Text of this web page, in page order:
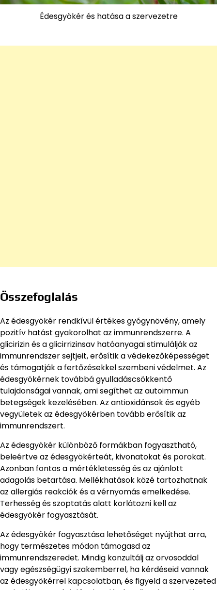
Édesgyökér és hatása a szervezetre
Összefoglalás
Az édesgyökér rendkívül értékes gyógynövény, amely
pozitív hatást gyakorolhat az immunrendszerre. A
glicirizin és a glicirrizinsav hatóanyagai stimulálják az
immunrendszer sejtjeit, erősítik a védekezőképességet
és támogatják a fertőzésekkel szembeni védelmet. Az
édesgyökérnek továbbá gyulladáscsökkentő
tulajdonságai vannak, ami segíthet az autoimmun
betegségek kezelésében. Az antioxidánsok és egyéb
vegyületek az édesgyökérben tovább erősítik az
immunrendszert.
Az édesgyökér különböző formákban fogyasztható,
beleértve az édesgyökérteát, kivonatokat és porokat.
Azonban fontos a mértékletesség és az ajánlott
adagolás betartása. Mellékhatások közé tartozhatnak
az allergiás reakciók és a vérnyomás emelkedése.
Terhesség és szoptatás alatt korlátozni kell az
édesgyökér fogyasztását.
Az édesgyökér fogyasztása lehetőséget nyújthat arra,
hogy természetes módon támogasd az
immunrendszeredet. Mindig konzultálj az orvosoddal
vagy egészségügyi szakemberrel, ha kérdéseid vannak
az édesgyökérrel kapcsolatban, és figyeld a szervezeted